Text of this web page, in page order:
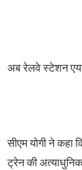
अब रेलवे स्टेशन
सीएम योगी ने कहा
ट्रेन की